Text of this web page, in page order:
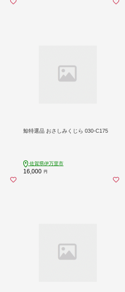
鯨特選品 おさしみくじら 030-C175
佐賀県伊万里市
16,000 円